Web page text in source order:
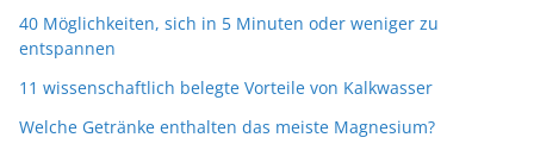
40 Möglichkeiten, sich in 5 Minuten oder weniger zu
entspannen
11 wissenschaftlich belegte Vorteile von Kalkwasser
Welche Getränke enthalten das meiste Magnesium?